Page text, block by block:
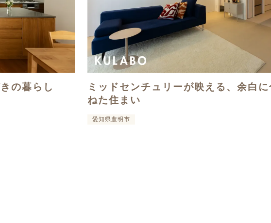
の暮らし
ミッドセンチュリーが映える、余白
ねた住まい
愛知県豊明市